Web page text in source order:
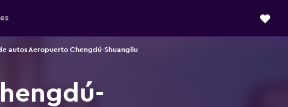
autos Aeropuerto Chengdú-Shuangliu